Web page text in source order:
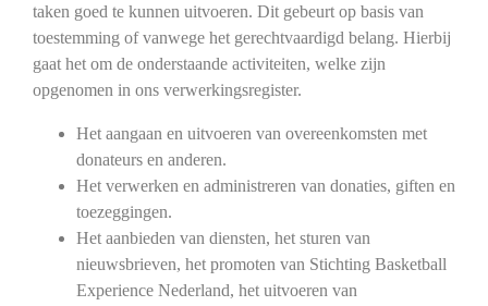
taken goed te kunnen uitvoeren. Dit gebeurt op basis van
toestemming of vanwege het gerechtvaardigd belang. Hierbij
gaat het om de onderstaande activiteiten, welke zijn
opgenomen in ons verwerkingsregister.
Het aangaan en uitvoeren van overeenkomsten met
donateurs en anderen.
Het verwerken en administreren van donaties, giften en
toezeggingen.
Het aanbieden van diensten, het sturen van
nieuwsbrieven, het promoten van Stichting Basketball
Experience Nederland, het uitvoeren van